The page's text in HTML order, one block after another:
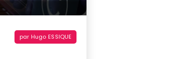
par Hugo ESSIQUE